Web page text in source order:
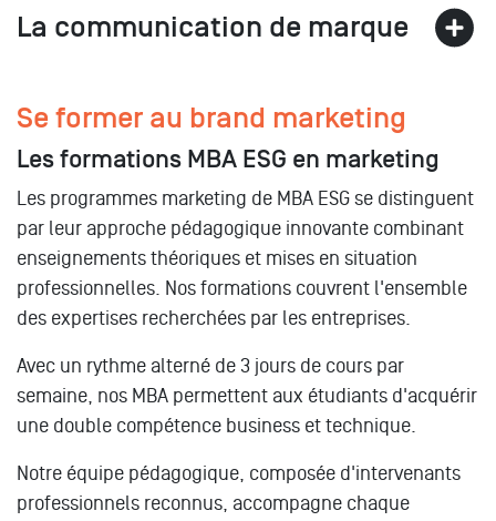
La communication de marque
Se former au brand marketing
Les formations MBA ESG en marketing
Les programmes marketing de MBA ESG se distinguent
par leur approche pédagogique innovante combinant
enseignements théoriques et mises en situation
professionnelles. Nos formations couvrent l'ensemble
des expertises recherchées par les entreprises.
Avec un rythme alterné de 3 jours de cours par
semaine, nos MBA permettent aux étudiants d'acquérir
une double compétence business et technique.
Notre équipe pédagogique, composée d'intervenants
professionnels reconnus, accompagne chaque